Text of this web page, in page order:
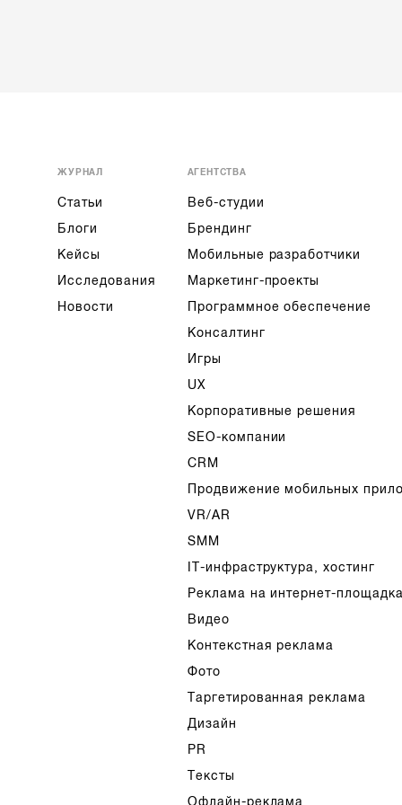
ЖУРНАЛ
Статьи
Блоги
Кейсы
Исследования
Новости
АГЕНТСТВА
Веб-студии
Брендинг
Мобильные разработчики
Маркетинг-проекты
Программное обеспечение
Консалтинг
Игры
UX
Корпоративные решения
SEO-компании
CRM
Продвижение мобильных
VR/AR
SMM
IT-инфраструктура, хостинг
Реклама на интернет-
Видео
Контекстная реклама
Фото
Таргетированная реклама
Дизайн
PR
Тексты
Офлайн-реклама